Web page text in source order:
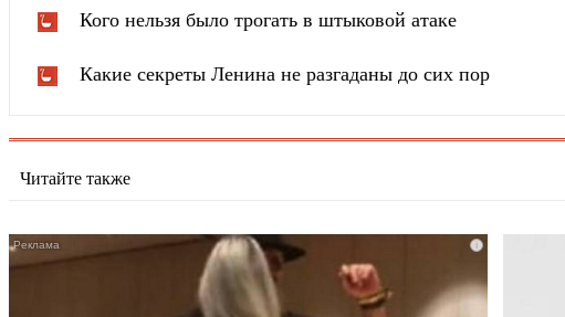
Кого нельзя было трогать в штыковой атаке
Какие секреты Ленина не разгаданы до сих пор
Читайте также
i